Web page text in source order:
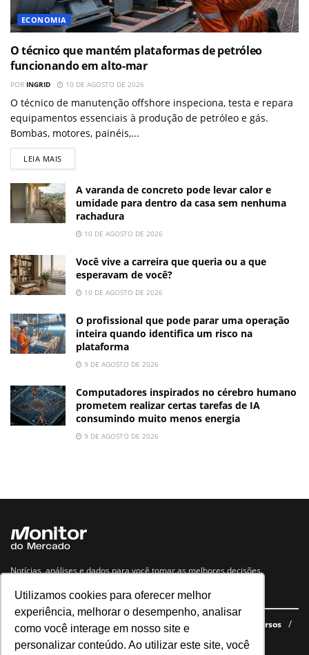
Utilizamos cookies para oferecer melhor
experiência, melhorar o desempenho, analisar
como você interage em nosso site e
personalizar conteúdo. Ao utilizar este site, você
ECONOMIA
O técnico que mantém plataformas de petróleo
funcionando em alto-mar
POR INGRID 10 DE AGOSTO DE 2026
O técnico de manutenção offshore inspeciona, testa e repara
equipamentos essenciais à produção de petróleo e gás.
Bombas, motores, painéis,...
LEIA MAIS
A varanda de concreto pode levar calor e
umidade para dentro da casa sem nenhuma
rachadura
10 DE AGOSTO DE 2026
Você vive a carreira que queria ou a que
esperavam de você?
10 DE AGOSTO DE 2026
O profissional que pode parar uma operação
inteira quando identifica um risco na
plataforma
9 DE AGOSTO DE 2026
Computadores inspirados no cérebro humano
prometem realizar certas tarefas de IA
consumindo muito menos energia
9 DE AGOSTO DE 2026
Notícias, análises e dados para você tomar as melhores decisões.
Navegue no site
Últimas notícias Quem somos E-books gratuitos
Cursos
Política de privacidade